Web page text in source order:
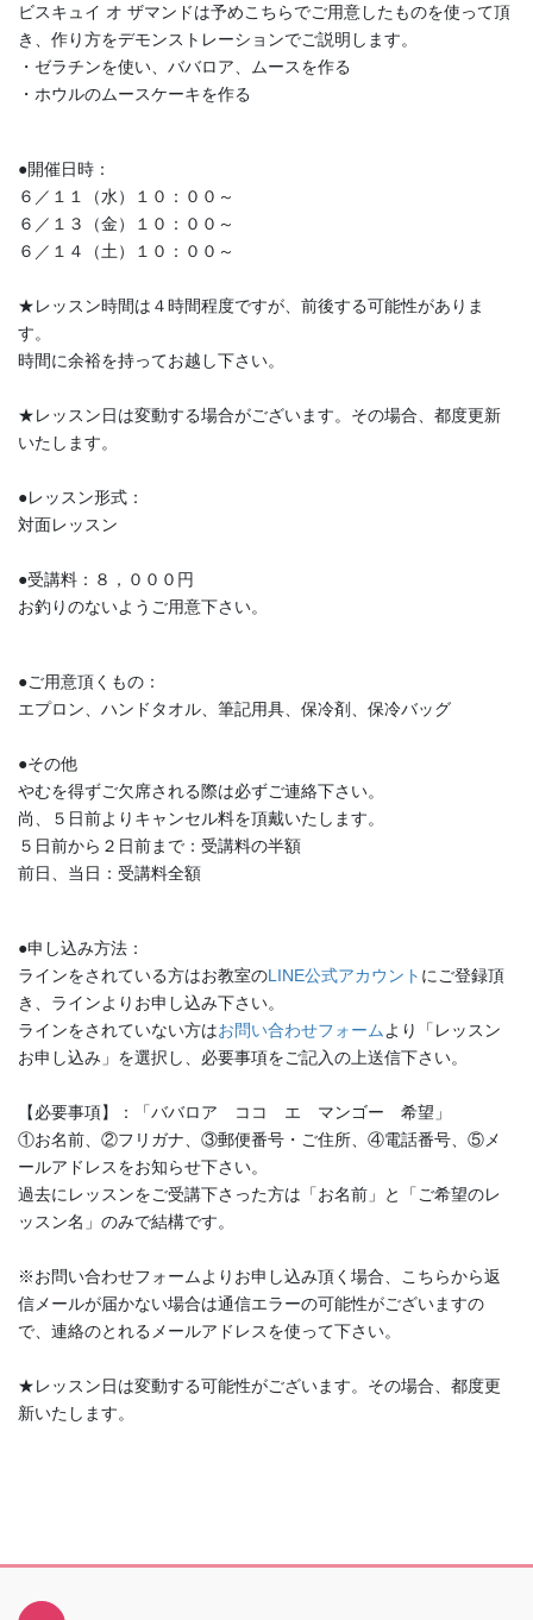
ビスキュイ オ ザマンドは予めこちらでご用意したものを使って頂
き、作り方をデモンストレーションでご説明します。
・ゼラチンを使い、ババロア、ムースを作る
・ホウルのムースケーキを作る
●開催日時：
６／１１（水）１０：００～
６／１３（金）１０：００～
６／１４（土）１０：００～
★レッスン時間は４時間程度ですが、前後する可能性がありま
す。
時間に余裕を持ってお越し下さい。
★レッスン日は変動する場合がございます。その場合、都度更新
いたします。
●レッスン形式：
対面レッスン
●受講料：８，０００円
お釣りのないようご用意下さい。
●ご用意頂くもの：
エプロン、ハンドタオル、筆記用具、保冷剤、保冷バッグ
●その他
やむを得ずご欠席される際は必ずご連絡下さい。
尚、５日前よりキャンセル料を頂戴いたします。
５日前から２日前まで：受講料の半額
前日、当日：受講料全額
●申し込み方法：
ラインをされている方はお教室のLINE公式アカウント にご登録頂
き、ラインよりお申し込み下さい。
ラインをされていない方はお問い合わせフォーム より「レッスン
お申し込み」を選択し、必要事項をご記入の上送信下さい。
【必要事項】：「ババロア ココ エ マンゴー 希望」
①お名前、②フリガナ、③郵便番号・ご住所、④電話番号、⑤メ
ールアドレスをお知らせ下さい。
過去にレッスンをご受講下さった方は「お名前」と「ご希望のレ
ッスン名」のみで結構です。
※お問い合わせフォームよりお申し込み頂く場合、こちらから返
信メールが届かない場合は通信エラーの可能性がございますの
で、連絡のとれるメールアドレスを使って下さい。
★レッスン日は変動する可能性がございます。その場合、都度更
新いたします。